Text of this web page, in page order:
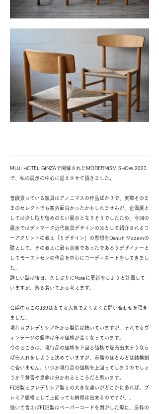
MUJI HOTEL GINZAで開催されたMODERNISM SHOW 2023
で、私の展示の中心に据えさせて頂きました。
普段扱っている家具はアノニマスの作品ばかりで、実際そのま
まのセレクトでも案外面白かったかもしれませんが、企画展と
しては少し取り留めのない展示となりそうでしたため、今回の
展示ではデンマーク近代家具デザインの父として紹介されるコ
ーアクリントの教え「リデザイン」の思想をDanish Modernの
礎として、その教えに最も忠実であったであろうデザイナーと
してモーエンセンの作品を中心にコーディネートをしてきまし
た。
詳しい話は後日、久しぶりにNoteに更新をしようと計画して
いますが、落ち着いてから考えます。
会期中もこのJ39はとても人気でよくよくお問い合わせを頂き
ました。
現在もフレデリシア社から製造は続いていますが、それでもヴ
ィンテージの個体は年々価格が高くなっています。
今のところは、現行品の価格を下回る価格で販売出来そうなら
ば仕入れをしようと決めていますが、市場のほとんどは結構割
に合いません。いつか現行品の価格を上回ってしまうのでしょ
うか？賛否や是非は分かれるところだと思います。
FDB製とフレデリシア製との大きな違いがどこかにあれば、プ
レミア価格として上回っても納得は出来るのですが、、
強いて言えばFDB製はペーパーコードを剥がした際に、座枠の